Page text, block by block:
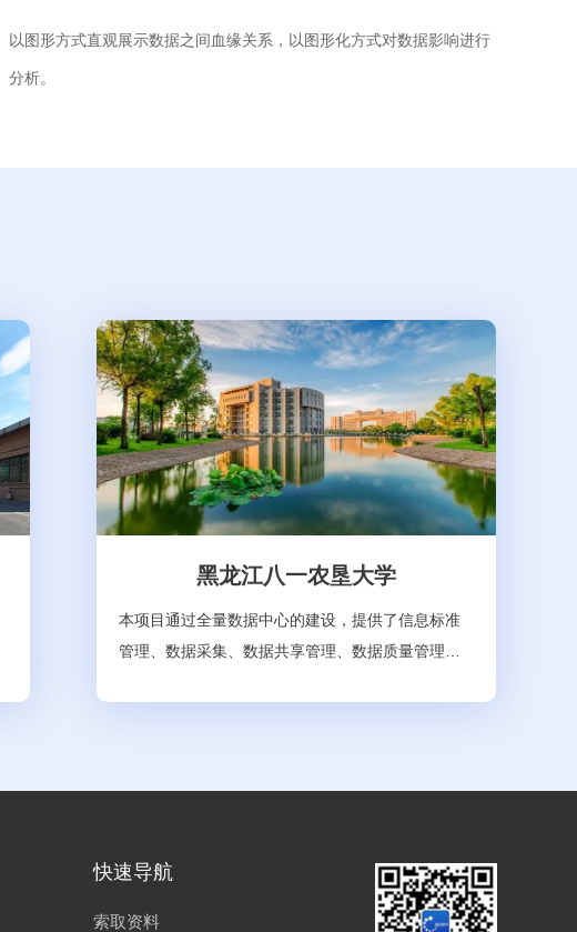
以图形方式直观展示数据之间血缘关系，以图形化方式对数据影响进行
分析。
黑龙江八一农垦大学
本项目通过全量数据中心的建设，提供了信息标准
管理、数据采集、数据共享管理、数据质量管理、
务系统、人事系统、研究生系统、校友系统等近20
个业务系统的数据共享与交互，涉及500余张数据
快速导航
索取资料